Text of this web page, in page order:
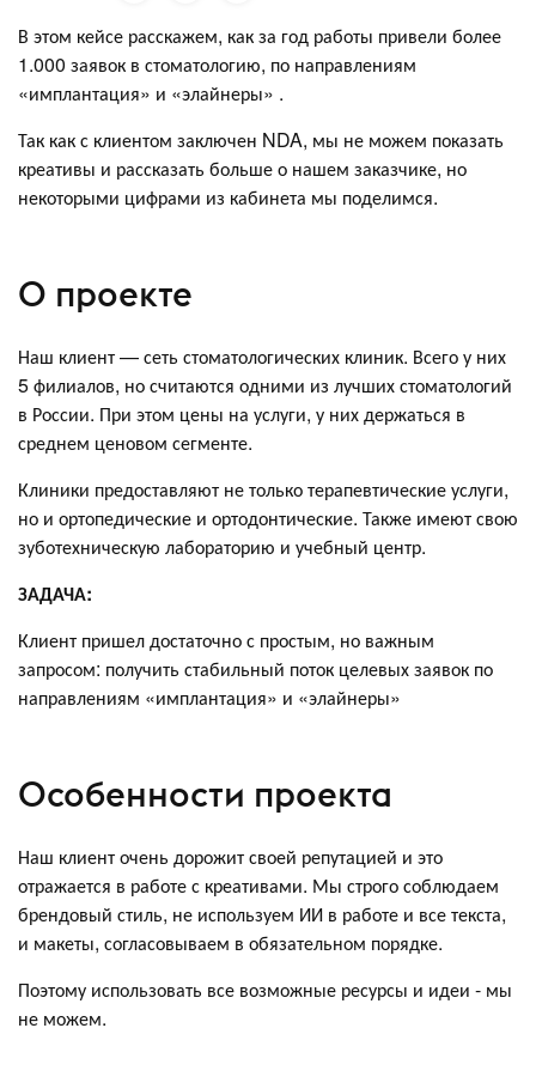
В этом кейсе расскажем, как за год работы привели более
1.000 заявок в стоматологию, по направлениям
«имплантация» и «элайнеры» .
Так как с клиентом заключен NDA, мы не можем показать
креативы и рассказать больше о нашем заказчике, но
некоторыми цифрами из кабинета мы поделимся.
О проекте
Наш клиент — сеть стоматологических клиник. Всего у них
5 филиалов, но считаются одними из лучших стоматологий
в России. При этом цены на услуги, у них держаться в
среднем ценовом сегменте.
Клиники предоставляют не только терапевтические услуги,
но и ортопедические и ортодонтические. Также имеют свою
зуботехническую лабораторию и учебный центр.
ЗАДАЧА:
Клиент пришел достаточно с простым, но важным
запросом: получить стабильный поток целевых заявок по
направлениям «имплантация» и «элайнеры»
Особенности проекта
Наш клиент очень дорожит своей репутацией и это
отражается в работе с креативами. Мы строго соблюдаем
брендовый стиль, не используем ИИ в работе и все текста,
и макеты, согласовываем в обязательном порядке.
Поэтому использовать все возможные ресурсы и идеи - мы
не можем.